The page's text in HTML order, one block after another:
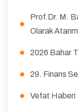
Prof.Dr. M.
Olarak
2026 Bahar
29. Finans
Vefat Haberi